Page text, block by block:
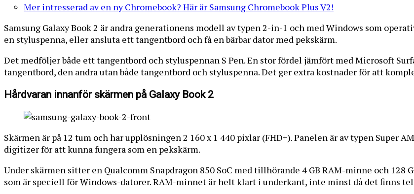
Mer intresserad av en ny Chromebook? Här är Samsung Chromebook Plus V2!
Samsung Galaxy Book 2 är andra generationens modell av typen 2-in-1 och med Windows som
en styluspenna, eller ansluta ett tangentbord och få en bärbar dator med pekskärm.
Det medföljer både ett tangentbord och styluspennan S Pen. En stor fördel jämfört med Microsoft
tangentbord, den andra utan både tangentbord och styluspenna. Det ger extra kostnader för att
Hårdvaran innanför skärmen på Galaxy Book 2
Skärmen är på 12 tum och har upplösningen 2 160 x 1 440 pixlar (FHD+). Panelen är av typen Super
digitizer för att kunna fungera som en pekskärm.
Under skärmen sitter en Qualcomm Snapdragon 850 SoC med tillhörande 4 GB RAM-minne och 128
som är speciell för Windows-datorer. RAM-minnet är helt klart i underkant, inte minst då det finns